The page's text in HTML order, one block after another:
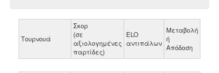
Τουρνουά
Σκορ
(σε
αξιολογημένες
παρτίδες)
ELO
αντιπάλων
Μεταβολή
ή
Απόδοση